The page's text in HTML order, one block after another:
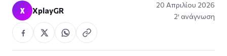
X XplayGR
20 Απριλίου 2026
2′ ανάγνωση